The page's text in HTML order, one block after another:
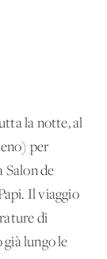
la notte, al
per
Salon de
Il viaggio
di
lungo le